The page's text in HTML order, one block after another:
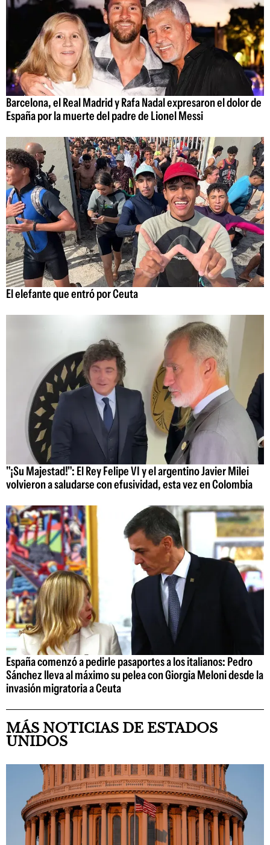
Barcelona, el Real Madrid y Rafa Nadal expresaron el dolor de
España por la muerte del padre de Lionel Messi
El elefante que entró por Ceuta
"¡Su Majestad!": El Rey Felipe VI y el argentino Javier Milei
volvieron a saludarse con efusividad, esta vez en Colombia
España comenzó a pedirle pasaportes a los italianos: Pedro
Sánchez lleva al máximo su pelea con Giorgia Meloni desde la
invasión migratoria a Ceuta
MÁS NOTICIAS DE ESTADOS
UNIDOS